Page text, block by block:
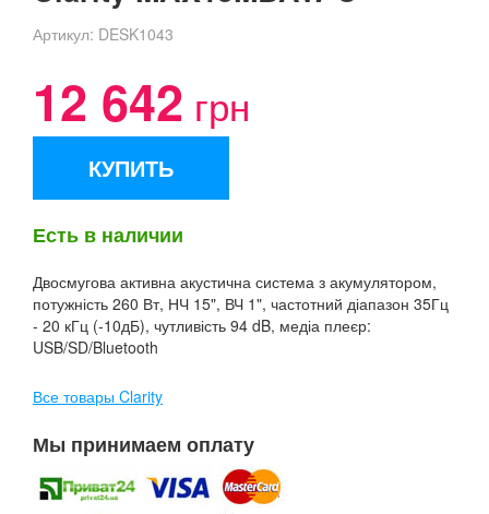
Артикул: DESK1043
12 642 грн
КУПИТЬ
Есть в наличии
Двосмугова активна акустична система з акумулятором,
потужність 260 Вт, НЧ 15", ВЧ 1", частотний діапазон 35Гц
- 20 кГц (-10дБ), чутливість 94 dB, медіа плеєр:
USB/SD/Bluetooth
Все товары Clarity
Мы принимаем оплату